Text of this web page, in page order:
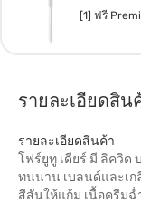
[1] ฟรี
รายละเอียดสิน
รายละเอียดสินค้า
โฟร์ยูทู เดียร์ มี ลิควิด
ทนนาน เบลนด์และเก
สีสันให้แก้ม เนื้อครีมฉ่